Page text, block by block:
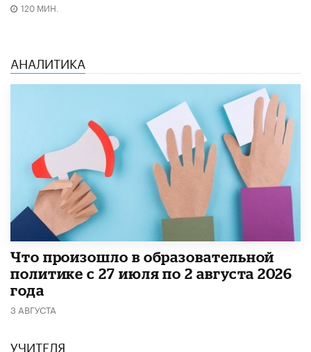
120 МИН.
АНАЛИТИКА
​Что произошло в образовательной
политике с 27 июля по 2 августа 2026
года
3 АВГУСТА
УЧИТЕЛЯ